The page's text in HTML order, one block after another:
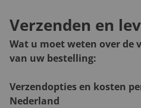
Verzenden en
Wat u moet weten over de
van uw bestelling:
Verzendopties en kosten
Nederland